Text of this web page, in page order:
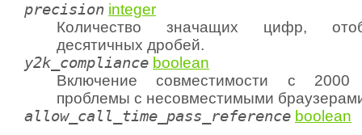
precision integer
Количество значащих цифр,
десятичных дробей.
y2k_compliance boolean
Включение совместимости с 2000
проблемы с несовместимыми
allow_call_time_pass_reference boolean